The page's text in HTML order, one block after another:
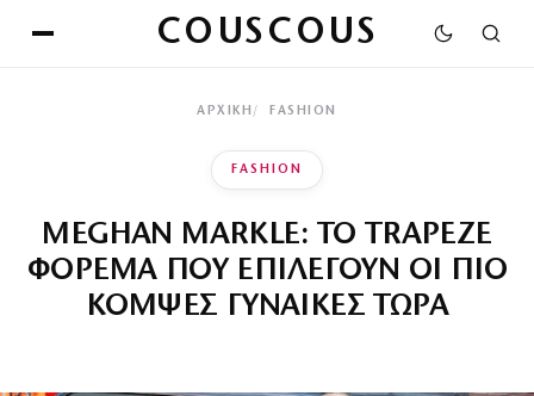
COUSCOUS
ΑΡΧΙΚΉ FASHION
FASHION
MEGHAN MARKLE: ΤΟ TRAPEZE
ΦΟΡΕΜΑ ΠΟΥ ΕΠΙΛΕΓΟΥΝ ΟΙ ΠΙΟ
ΚΟΜΨΕΣ ΓΥΝΑΙΚΕΣ ΤΩΡΑ